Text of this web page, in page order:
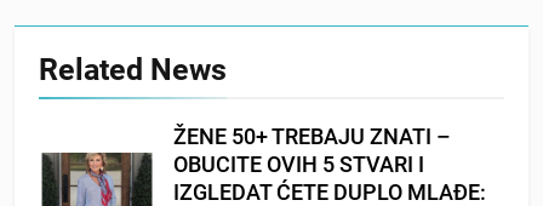
Related News
ŽENE 50+ TREBAJU ZNATI –
OBUCITE OVIH 5 STVARI I
IZGLEDAT ĆETE DUPLO MLAĐE: